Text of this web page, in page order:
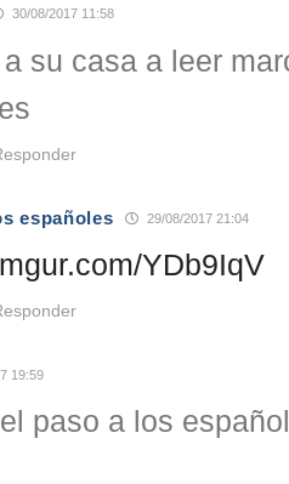
30/08/2017 11:58
su casa a leer
españoles 29/08/2017 21:04
YDb9IqV
19:59
paso a los